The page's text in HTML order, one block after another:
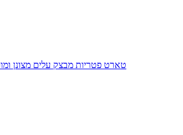
טארט פטריות מבצק עלים מצונן